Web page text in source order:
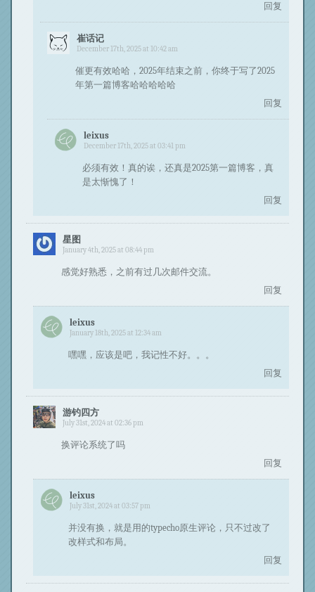
回复
崔话记
December 17th, 2025 at 10:42 am
催更有效哈哈，2025年结束之前，你终于写了2025
年第一篇博客哈哈哈哈哈
回复
leixus
December 17th, 2025 at 03:41 pm
必须有效！真的诶，还真是2025第一篇博客，真
是太惭愧了！
回复
星图
January 4th, 2025 at 08:44 pm
感觉好熟悉，之前有过几次邮件交流。
回复
leixus
January 18th, 2025 at 12:34 am
嘿嘿，应该是吧，我记性不好。。。
回复
游钓四方
July 31st, 2024 at 02:36 pm
换评论系统了吗
回复
leixus
July 31st, 2024 at 03:57 pm
并没有换，就是用的typecho原生评论，只不过改了
改样式和布局。
回复